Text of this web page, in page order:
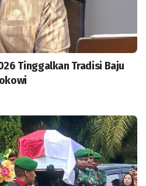
Tinggalkan Tradisi Baju